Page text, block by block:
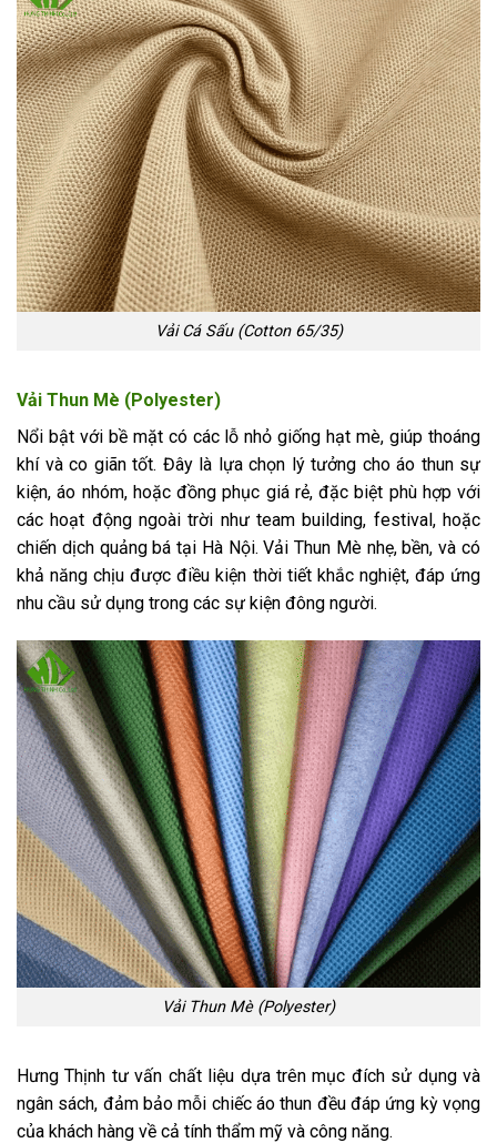
Vải Cá Sấu (Cotton 65/35)
Vải Thun Mè (Polyester)
Nổi bật với bề mặt có các lỗ nhỏ giống hạt mè, giúp thoáng
khí và co giãn tốt. Đây là lựa chọn lý tưởng cho áo thun sự
kiện, áo nhóm, hoặc đồng phục giá rẻ, đặc biệt phù hợp với
các hoạt động ngoài trời như team building, festival, hoặc
chiến dịch quảng bá tại Hà Nội. Vải Thun Mè nhẹ, bền, và có
khả năng chịu được điều kiện thời tiết khắc nghiệt, đáp ứng
nhu cầu sử dụng trong các sự kiện đông người.
Vải Thun Mè (Polyester)
Hưng Thịnh tư vấn chất liệu dựa trên mục đích sử dụng và
ngân sách, đảm bảo mỗi chiếc áo thun đều đáp ứng kỳ vọng
của khách hàng về cả tính thẩm mỹ và công năng.